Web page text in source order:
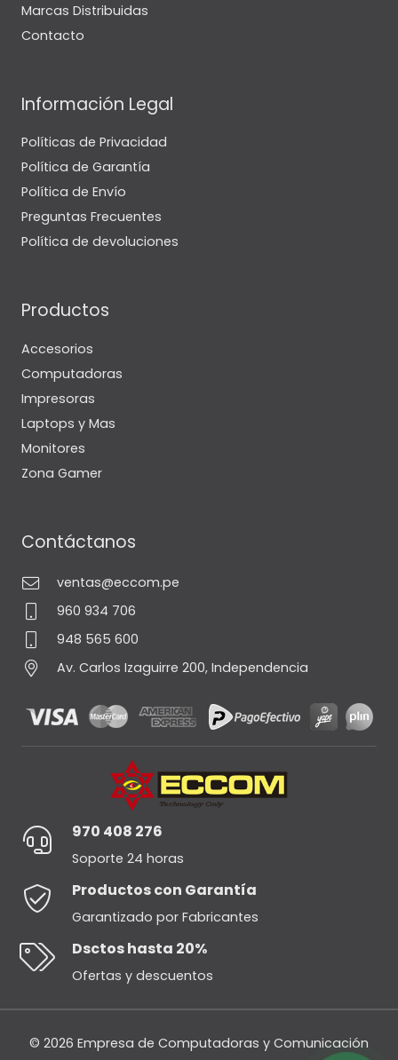
Marcas Distribuidas
Contacto
Información Legal
Políticas de Privacidad
Política de Garantía
Política de Envío
Preguntas Frecuentes
Política de devoluciones
Productos
Accesorios
Computadoras
Impresoras
Laptops y Mas
Monitores
Zona Gamer
Contáctanos
ventas@eccom.pe
960 934 706
948 565 600
Av. Carlos Izaguirre 200, Independencia
970 408 276
Soporte 24 horas
Productos con Garantía
Garantizado por Fabricantes
Dsctos hasta 20%
Ofertas y descuentos
© 2026 Empresa de Computadoras y Comunicación